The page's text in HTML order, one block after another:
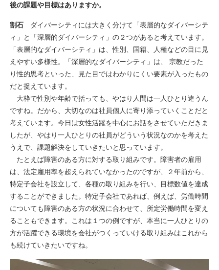
後の課題や目標はありますか。
割石 ダイバーシティには大きく分けて「表層的なダイバーシテ
ィ」と「深層的ダイバーシティ」の２つがあると考えています。
「表層的なダイバーシティ」は、性別、国籍、人種などの目に見
えやすい多様性。「深層的なダイバーシティ」は、 宗教だった
り性的思考といった、見た目ではわかりにくい要素が入ったもの
だと捉えています。
大枠で性別や年齢で括っても、やはり人間は一人ひとり違うん
ですね。だから、大切なのは社員個人に寄り添っていくことだと
考えています。今日は女性活躍を中心にお話をさせていただきま
したが、やはり一人ひとりの社員がどういう状況なのかを考えた
うえで、課題解決をしていきたいと思っています。
たとえば障害のある方に対する取り組みです。障害者の雇用
は、法定雇用率を超えられていなかったのですが、２年前から、
特定子会社を設立して、各種の取り組みを行い、目標数値を達成
することができました。特定子会社であれば、例えば、労働時間
についても障害のある方の状況に合わせて、所定労働時間を変え
ることもできます。これは１つの例ですが、本当に一人ひとりの
方が活躍できる環境を会社がつくっていける取り組みはこれから
も続けていきたいですね。